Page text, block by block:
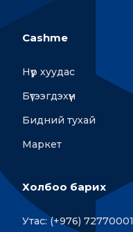
Cashme
Нүүр хуудас
Бүтээгдэхүүн
Бидний тухай
Маркет
Холбоо барих
Утас: (+976) 72770001